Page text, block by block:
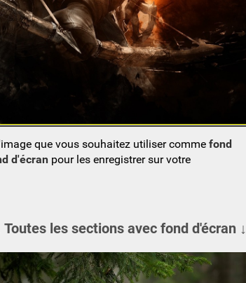
que vous souhaitez utiliser commefond
d'écran pour les enregistrer sur votre
Toutes les sections avec fond d'écran ↓